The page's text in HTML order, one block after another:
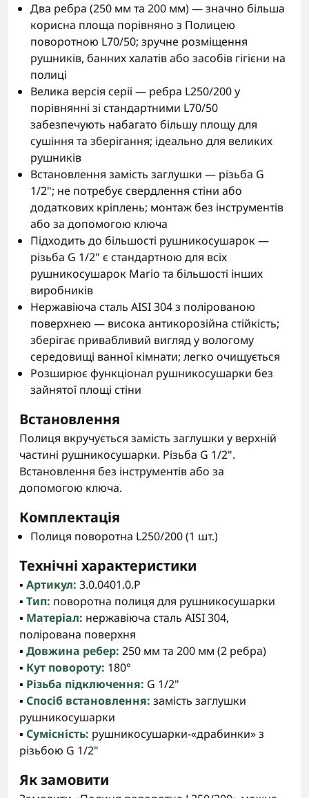
Два ребра (250 мм та 200 мм) — значно більша
корисна площа порівняно з Полицею
поворотною L70/50; зручне розміщення
рушників, банних халатів або засобів гігієни на
полиці
Велика версія серії — ребра L250/200 у
порівнянні зі стандартними L70/50
забезпечують набагато більшу площу для
сушіння та зберігання; ідеально для великих
рушників
Встановлення замість заглушки — різьба G
1/2"; не потребує свердлення стіни або
додаткових кріплень; монтаж без інструментів
або за допомогою ключа
Підходить до більшості рушникосушарок —
різьба G 1/2" є стандартною для всіх
рушникосушарок Mario та більшості інших
виробників
Нержавіюча сталь AISI 304 з полірованою
поверхнею — висока антикорозійна стійкість;
зберігає привабливий вигляд у вологому
середовищі ванної кімнати; легко очищується
Розширює функціонал рушникосушарки без
зайнятої площі стіни
Встановлення
Полиця вкручується замість заглушки у верхній
частині рушникосушарки. Різьба G 1/2".
Встановлення без інструментів або за
допомогою ключа.
Комплектація
Полиця поворотна L250/200 (1 шт.)
Технічні характеристики
▪️ Артикул: 3.0.0401.0.P
▪️ Тип: поворотна полиця для рушникосушарки
▪️ Матеріал: нержавіюча сталь AISI 304,
полірована поверхня
▪️ Довжина ребер: 250 мм та 200 мм (2 ребра)
▪️ Кут повороту: 180°
▪️ Різьба підключення: G 1/2"
▪️ Спосіб встановлення: замість заглушки
рушникосушарки
▪️ Сумісність: рушникосушарки-«драбинки» з
різьбою G 1/2"
Як замовити